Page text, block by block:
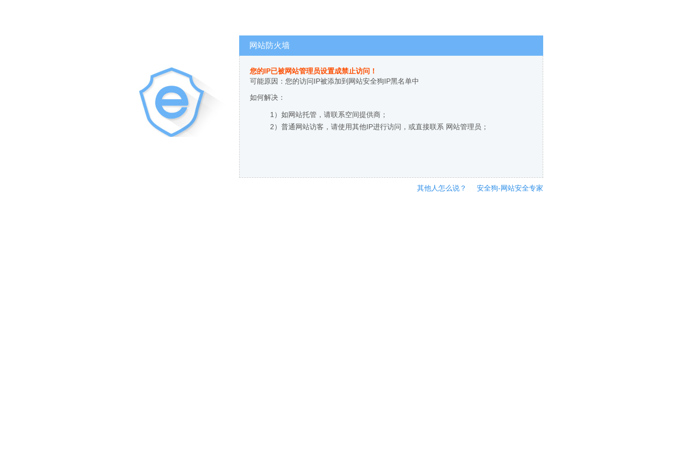
网站防火墙
您的IP已被网站管理员设置成禁止访问！
可能原因：您的访问IP被添加到网站安全狗IP黑名单中
如何解决：
1）如网站托管，请联系空间提供商；
2）普通网站访客，请使用其他IP进行访问，或直接联系 网站管理员；
其他人怎么说？ 安全狗-网站安全专家